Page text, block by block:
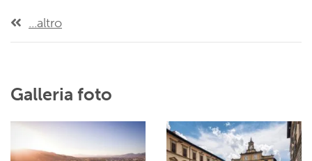
...altro
Galleria foto